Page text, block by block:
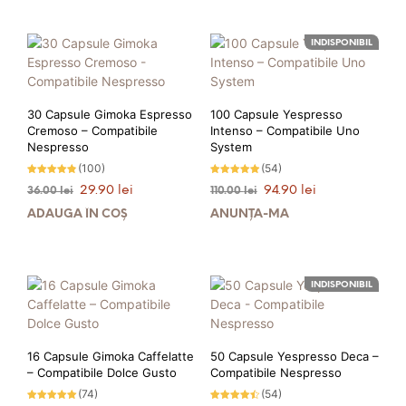
PRIMEȘTI 37 PUNCTE LA
ACHIZIȚIA ACESTUI PRODUS!
PRIMEȘTI 11 PUNCTE LA
ACHIZIȚIA ACESTUI PRODUS!
30 Capsule Gimoka Espresso
Cremoso – Compatibile
Nespresso
4.69
5
(100)
36.00lei
Prețul
a
29.90 lei
ADAUGĂ ÎN COȘ
PRIMEȘTI 30 PUNCTE LA
ACHIZIȚIA ACESTUI PRODUS!
INDISPONIBIL
100 Capsule Yespresso
Intenso – Compatibile Uno
System
4.87
(54)
110.00lei Prețul
a
94.90 leiPrețul
ANUNȚĂ-MĂ
PRIMEȘTI 95 PUNCTE LA
ACHIZIȚIA ACESTUI PRODUS!
16 Capsule Gimoka Caffelatte
– Compatibile Dolce Gusto
(74)
INDISPONIBIL
50 Capsule Yespresso Deca –
Compatibile Nespresso
(54)